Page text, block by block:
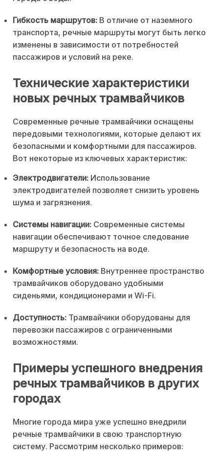
Гибкость маршрутов: В отличие от наземного
транспорта, речные маршруты могут быть легко
изменены в зависимости от потребностей
пассажиров и условий на реке.
Технические характеристики
новых речных трамвайчиков
Современные речные трамвайчики оснащены
передовыми технологиями, которые делают их
безопасными и комфортными для пассажиров.
Вот некоторые из ключевых характеристик:
Электродвигатели: Использование
электродвигателей позволяет снизить уровень
шума и загрязнения.
Системы навигации: Современные системы
навигации обеспечивают точное следование
маршруту и безопасность на воде.
Комфортные условия: Внутреннее пространство
трамвайчиков оборудовано удобными
сиденьями, кондиционерами и Wi-Fi.
Доступность: Трамвайчики оборудованы для
перевозки пассажиров с ограниченными
возможностями.
Примеры успешного внедрения
речных трамвайчиков в других
городах
Многие города мира уже успешно внедрили
речные трамвайчики в свою транспортную
систему. Рассмотрим несколько примеров: